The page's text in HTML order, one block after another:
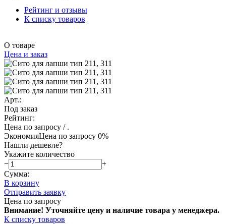
Рейтинг и отзывы
К списку товаров
О товаре
Цена и заказ
Арт.:
Под заказ
Рейтинг:
Цена по запросу / .
ЭкономияЦена по запросу 0%
Нашли дешевле?
Укажите количество
−
+
Сумма:
В корзину
Отправить заявку
Цена по запросу
Внимание! Уточняйте цену и наличие товара у менеджера.
К списку товаров